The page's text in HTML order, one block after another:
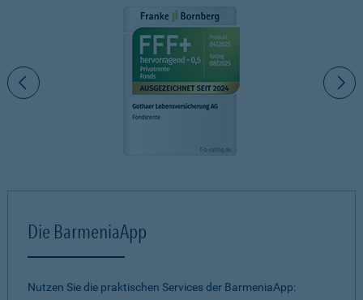
Die BarmeniaApp
Nutzen Sie die praktischen Services der BarmeniaApp: